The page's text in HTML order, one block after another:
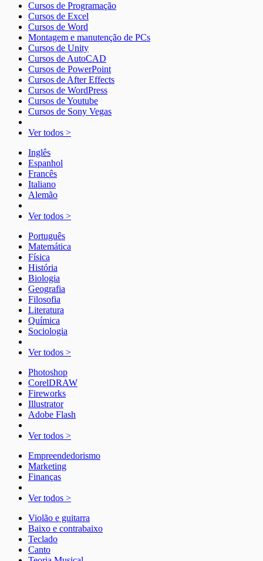
Cursos de Programação
Cursos de Excel
Cursos de Word
Montagem e manutenção de PCs
Cursos de Unity
Cursos de AutoCAD
Cursos de PowerPoint
Cursos de After Effects
Cursos de WordPress
Cursos de Youtube
Cursos de Sony Vegas
Ver todos >
Inglês
Espanhol
Francês
Italiano
Alemão
Ver todos >
Português
Matemática
Física
História
Biologia
Geografia
Filosofia
Literatura
Química
Sociologia
Ver todos >
Photoshop
CorelDRAW
Fireworks
Illustrator
Adobe Flash
Ver todos >
Empreendedorismo
Marketing
Finanças
Ver todos >
Violão e guitarra
Baixo e contrabaixo
Teclado
Canto